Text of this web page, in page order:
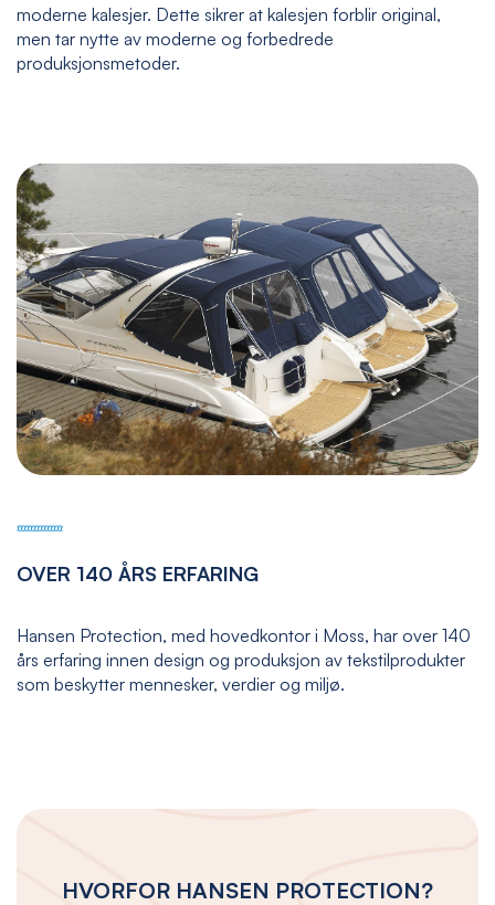
moderne kalesjer. Dette sikrer at kalesjen forblir original,
men tar nytte av moderne og forbedrede
produksjonsmetoder.
OVER 140 ÅRS ERFARING
Hansen Protection, med hovedkontor i Moss, har over 140
års erfaring innen design og produksjon av tekstilprodukter
som beskytter mennesker, verdier og miljø.
HVORFOR HANSEN PROTECTION?